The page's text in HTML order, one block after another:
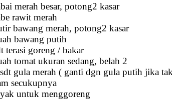
merah besar, potong2 kasar
rawit merah
bawang merah, potong2 kasar
bawang putih
terasi goreng / bakar
tomat ukuran sedang, belah 2
gula merah ( ganti dgn gula putih jika
secukupnya
untuk menggoreng